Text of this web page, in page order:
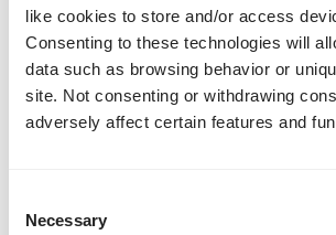
like cookies to store and/or access
Consenting to these technologies will
data such as browsing behavior or
site. Not consenting or withdrawing
adversely affect certain features and
Selection
Necessary